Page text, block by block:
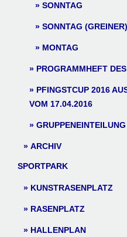
SONNTAG
SONNTAG (GREINER)
MONTAG
PROGRAMMHEFT
PFINGSTCUP 2016
VOM 17.04.2016
ARCHIV
SPORTPARK
KUNSTRASENPLATZ
RASENPLATZ
HALLENPLAN